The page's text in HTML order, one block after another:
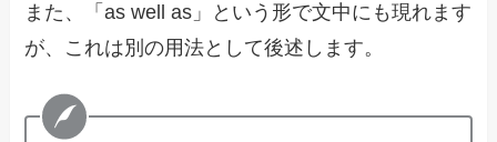
また、「as well as」という形で文中にも現れます
が、これは別の用法として後述します。